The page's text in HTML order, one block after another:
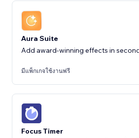
Aura Suite
Add award-winning effects in
มีแพ็กเกจใช้งานฟรี
Focus Timer